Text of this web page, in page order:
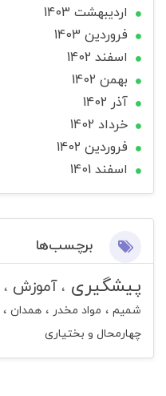
ارديبهشت 1403
فروردین 1403
اسفند 1402
بهمن 1402
آذر 1402
خرداد 1402
فروردین 1402
اسفند 1401
برچسب‌ها
پیشگیری آموزش
شمیم مواد مخدر همدان
چهارمحال و بختیاری